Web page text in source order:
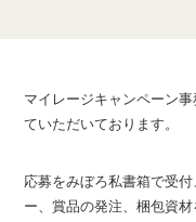
マイレージキャンペーン
ていただいております。
応募をみぼろ私書箱で受
ー、賞品の発注、梱包資